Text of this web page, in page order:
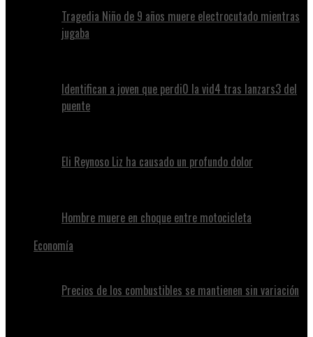
Tragedia Niño de 9 años muere electrocutado mientras
jugaba
Identifican a joven que perdi0 la vid4 tras lanzars3 del
puente
Eli Reynoso Liz ha causado un profundo dolor
Hombre muere en choque entre motocicleta
Economía
Precios de los combustibles se mantienen sin variación